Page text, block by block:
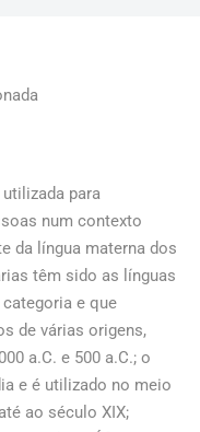
utilizada para
num contexto
da língua materna dos
têm sido as línguas
e que
de várias origens,
a.C. e 500 a.C.; o
e é utilizado no meio
ao século XIX;